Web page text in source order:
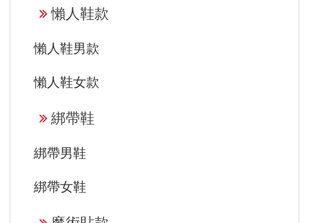
懶人鞋款
懶人鞋男款
懶人鞋女款
綁帶鞋
綁帶男鞋
綁帶女鞋